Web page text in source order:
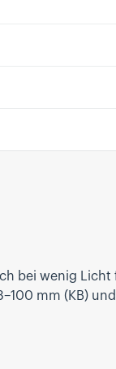
bei wenig Licht
mm (KB)